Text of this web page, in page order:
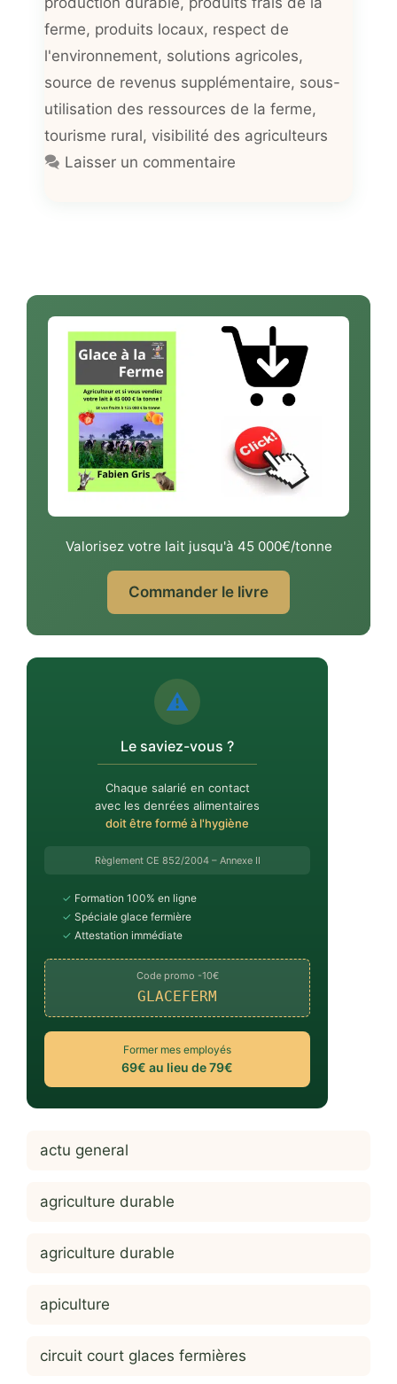
ferme, produits locaux, respect de
l'environnement, solutions agricoles,
source de revenus supplémentaire, sous-
utilisation des ressources de la ferme,
tourisme rural, visibilité des agriculteurs
Laisser un commentaire
Valorisez votre lait jusqu'à 45 000€/tonne
Commander le livre
⚠️
Le saviez-vous ?
Chaque salarié en contact
avec les denrées alimentaires
doit être formé à l'hygiène
Règlement CE 852/2004 – Annexe II
✓ Formation 100% en ligne
✓ Spéciale glace fermière
✓ Attestation immédiate
Code promo -10€
GLACEFERM
Former mes employés
69€ au lieu de 79€
actu general
agriculture durable
agriculture durable
apiculture
circuit court glaces fermières